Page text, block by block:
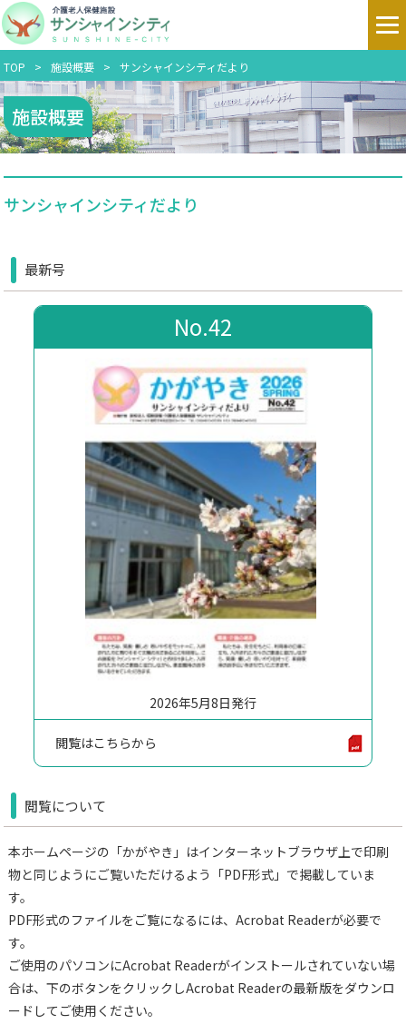
TOP 施設概要 サンシャインシティだより
施設概要
サンシャインシティだより
最新号
No.42
2026年5月8日発行
閲覧はこちらから
閲覧について
本ホームページの「かがやき」はインターネットブラウザ上で印刷
物と同じようにご覧いただけるよう「PDF形式」で掲載していま
す。
PDF形式のファイルをご覧になるには、Acrobat Readerが必要で
す。
ご使用のパソコンにAcrobat Readerがインストールされていない場
合は、下のボタンをクリックしAcrobat Readerの最新版をダウンロ
ードしてご使用ください。